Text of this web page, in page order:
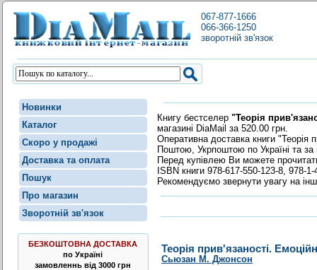
067-877-1666
066-366-1250
зворотній зв'язок
Новинки
Каталог
Скоро у продажі
Доставка та оплата
Пошук
Про магазин
Зворотній зв'язок
БЕЗКОШТОВНА ДОСТАВКА
по Україні
замовленнь від 3000 грн
Книгу бестселер "Теорія
магазині DiaMail за 520.00 грн.
Оперативна доставка книги "Теорія
Поштою, Укрпоштою по Україні та
Перед купівлею Ви можете
ISBN книги 978-617-550-123-8, 978-
Рекомендуємо звернути увагу на
Теорія прив'язаності.
Сьюзан М. Джонсон